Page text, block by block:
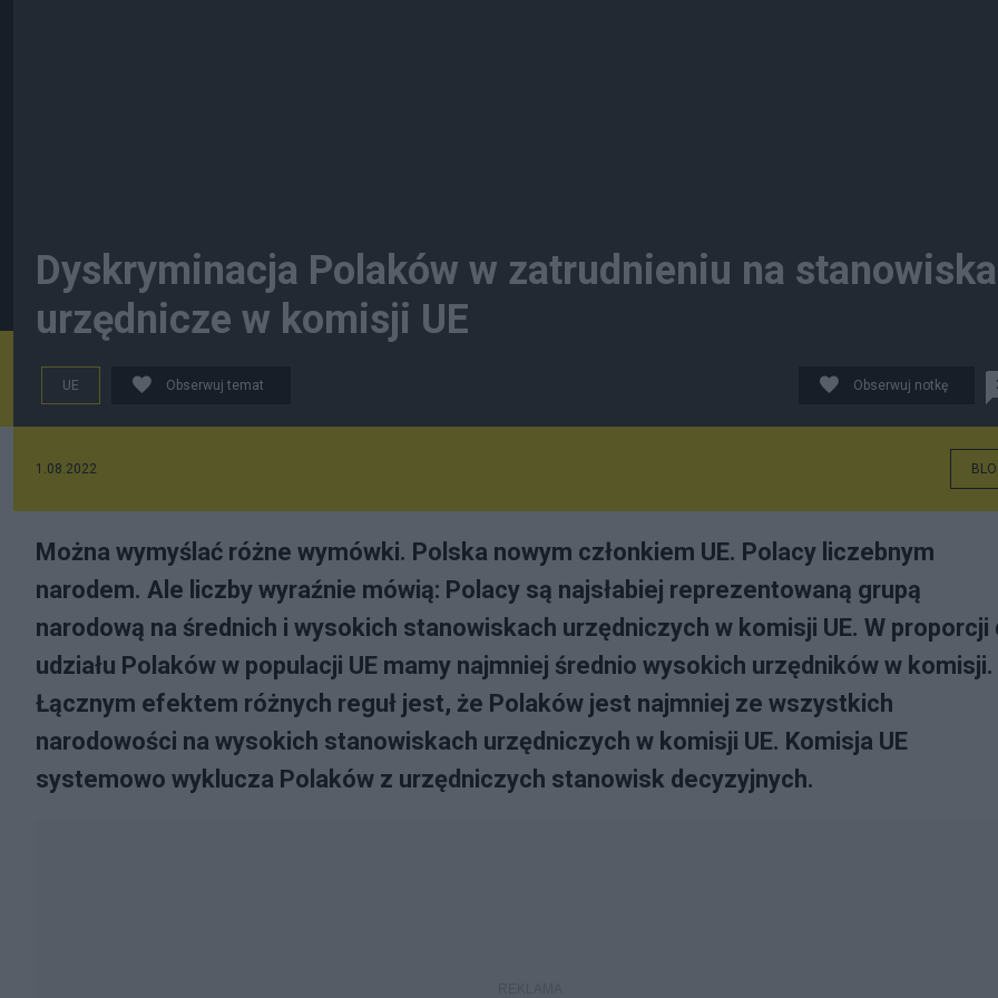
Dyskryminacja Polaków w zatrudnieniu na stanowiska
urzędnicze w komisji UE
UE Obserwuj temat Obserwuj notkę
1.08.2022
Można wymyślać różne wymówki. Polska nowym członkiem UE. Polacy liczebnym
narodem. Ale liczby wyraźnie mówią: Polacy są najsłabiej reprezentowaną grupą
narodową na średnich i wysokich stanowiskach urzędniczych w komisji UE. W proporcji
udziału Polaków w populacji UE mamy najmniej średnio wysokich urzędników w komisji.
Łącznym efektem różnych reguł jest, że Polaków jest najmniej ze wszystkich
narodowości na wysokich stanowiskach urzędniczych w komisji UE. Komisja UE
systemowo wyklucza Polaków z urzędniczych stanowisk decyzyjnych.